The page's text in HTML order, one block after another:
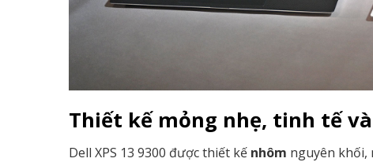
Thiết kế mỏng nhẹ, tinh tế
Dell XPS 13 9300 được thiết kế nhôm nguyên khối,